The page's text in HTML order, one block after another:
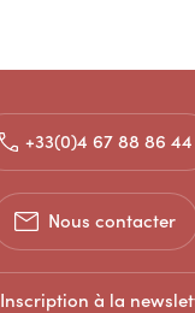
+33(0)4 67 88 86 44
Nous contacter
Inscription à la